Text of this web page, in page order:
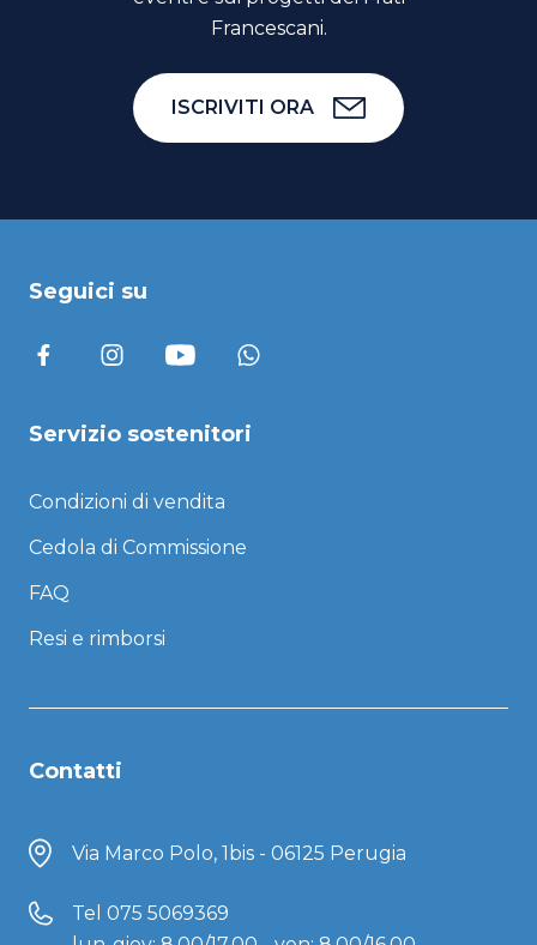
Francescani.
ISCRIVITI ORA
Seguici su
Servizio sostenitori
Condizioni di vendita
Cedola di Commissione
FAQ
Resi e rimborsi
Contatti
Via Marco Polo, 1bis - 06125 Perugia
Tel 075 5069369